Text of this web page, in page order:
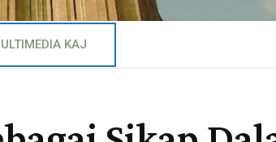
KAJ